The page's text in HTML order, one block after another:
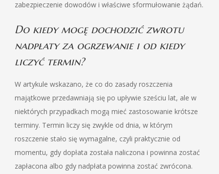
zabezpieczenie dowodów i właściwe sformułowanie żądań.
Do kiedy mogę dochodzić zwrotu
nadpłaty za ogrzewanie i od kiedy
liczyć termin?
W artykule wskazano, że co do zasady roszczenia
majątkowe przedawniają się po upływie sześciu lat, ale w
niektórych przypadkach mogą mieć zastosowanie krótsze
terminy. Termin liczy się zwykle od dnia, w którym
roszczenie stało się wymagalne, czyli praktycznie od
momentu, gdy dopłata została naliczona i powinna zostać
zapłacona albo gdy nadpłata powinna zostać zwrócona.